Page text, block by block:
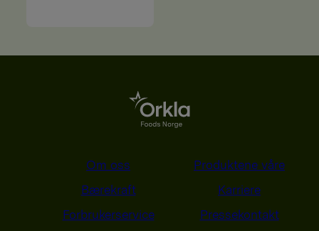
Om oss
Produktene våre
Bærekraft
Karriere
Forbrukerservice
Pressekontakt